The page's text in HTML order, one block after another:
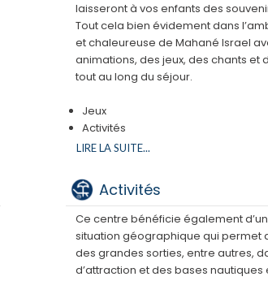
laisseront à vos enfants des
Tout cela bien évidement dans
et chaleureuse de Mahané Israel
animations, des jeux, des chants et
tout au long du séjour.
Jeux
Activités
Soirées
Guitares et musiques
Chant
Danses
Défis
Cuisine
Jeux concours
LIRE LA SUITE...
Activités
Ce centre bénéficie également
situation géographique qui permet
des grandes sorties, entre autres,
d’attraction et des bases nautiques